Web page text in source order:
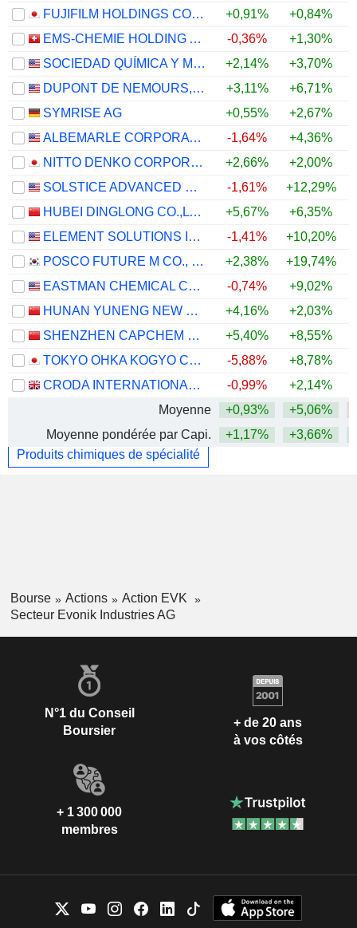
FUJIFILM HOLDINGS CORPORATION
+0,91% +0,84%
EMS-CHEMIE HOLDING AG
-0,36% +1,30%
SOCIEDAD QUÍMICA Y MINERA DE CHILE S.A.
+2,14% +3,70%
DUPONT DE NEMOURS, INC.
+3,11% +6,71%
SYMRISE AG
+0,55% +2,67%
ALBEMARLE CORPORATION
-1,64% +4,36%
NITTO DENKO CORPORATION
+2,66% +2,00%
SOLSTICE ADVANCED MATERIALS, INC.
-1,61% +12,29%
HUBEI DINGLONG CO.,LTD.
+5,67% +6,35%
ELEMENT SOLUTIONS INC
-1,41% +10,20%
POSCO FUTURE M CO., LTD.
+2,38% +19,74%
EASTMAN CHEMICAL COMPANY
-0,74% +9,02%
HUNAN YUNENG NEW ENERGY BATTERY MATERIAL CO.,LTD.
+4,16% +2,03%
SHENZHEN CAPCHEM TECHNOLOGY CO., LTD.
+5,40% +8,55%
TOKYO OHKA KOGYO CO., LTD.
-5,88% +8,78%
CRODA INTERNATIONAL PLC
-0,99% +2,14%
Moyenne
+0,93% +5,06%
Moyenne pondérée par Capi.
+1,17% +3,66%
Produits chimiques de spécialité
Bourse Actions
Action EVK
Secteur Evonik Industries AG
N°1 du Conseil
Boursier
+ de 20 ans
à vos côtés
+ 1 300 000
membres